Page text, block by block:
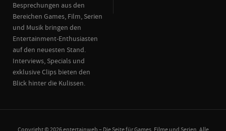
Besprechungen aus den
Bereichen Games, Film, Serien
und Musik bringen den
Entertainment-Enthusiasten
auf den neuesten Stand.
Interviews, Specials und
exklusive Clips bieten den
Blick hinter die Kulissen.